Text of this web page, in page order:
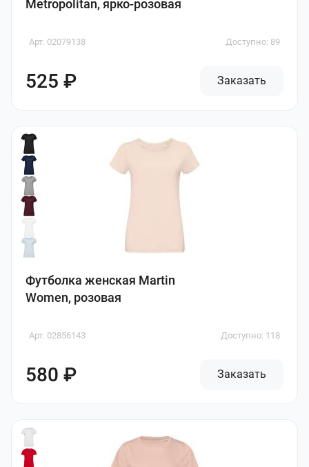
Metropolitan, ярко-розовая
Арт. 02079138 Доступно: 89
525 ₽ Заказать
Футболка женская Martin
Women, розовая
Арт. 02856143 Доступно: 118
580 ₽ Заказать